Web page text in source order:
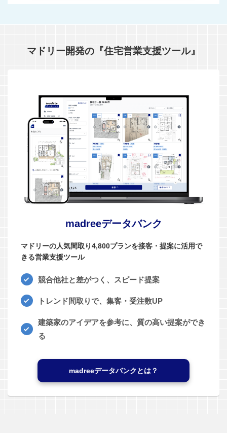
マドリー開発の『住宅営業支援ツール』
madreeデータバンク
マドリーの人気間取り4,800プランを接客・提案に活用で
きる営業支援ツール
競合他社と差がつく、スピード提案
トレンド間取りで、集客・受注数UP
建築家のアイデアを参考に、質の高い提案ができ
る
madreeデータバンクとは？